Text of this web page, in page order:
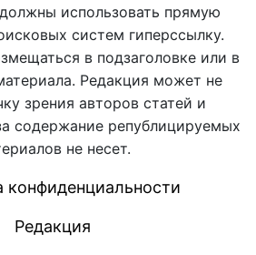
использовать прямую
систем гиперссылку.
в подзаголовке или в
Редакция может не
зрения авторов статей и
содержание републицируемых
не несет.
конфиденциальности
Редакция